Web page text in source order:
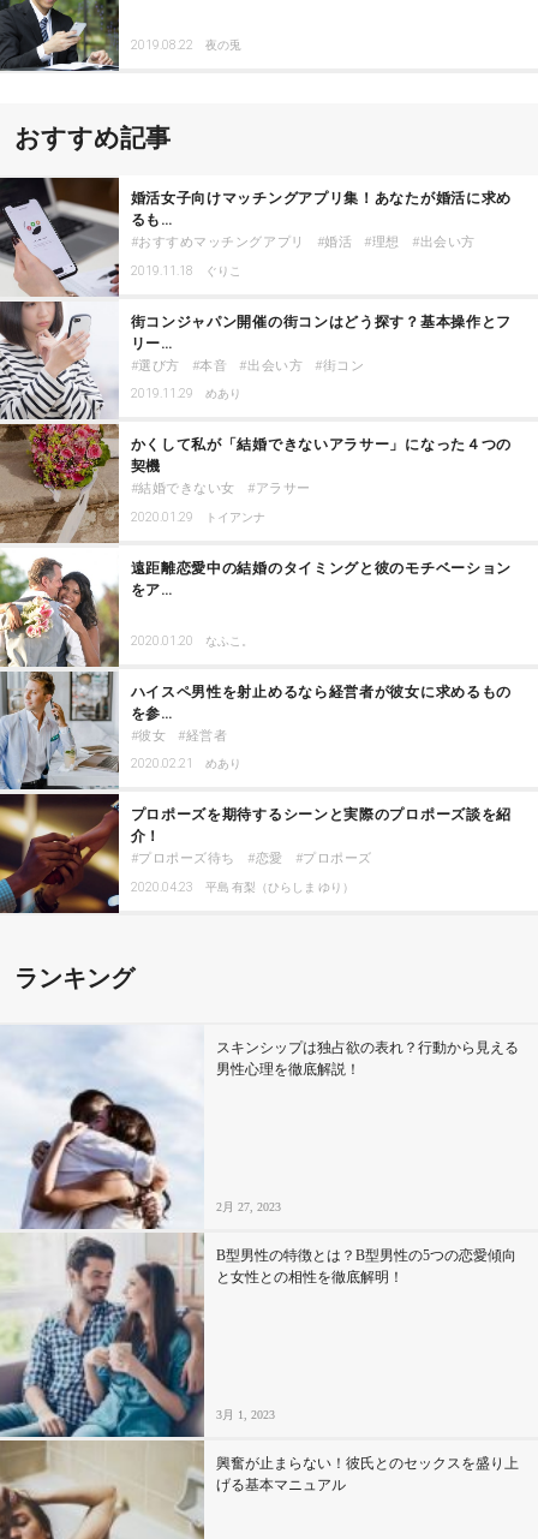
2019.08.22 夜の兎
おすすめ記事
婚活女子向けマッチングアプリ集！あなたが婚活に求め
るも…
おすすめマッチングアプリ 婚活 理想 出会い方
2019.11.18 ぐりこ
街コンジャパン開催の街コンはどう探す？基本操作とフ
リー…
選び方 本音 出会い方 街コン
2019.11.29 めあり
かくして私が「結婚できないアラサー」になった４つの
契機
結婚できない女 アラサー
2020.01.29 トイアンナ
遠距離恋愛中の結婚のタイミングと彼のモチベーション
をア…
2020.01.20 なふこ。
ハイスペ男性を射止めるなら経営者が彼女に求めるもの
を参…
彼女 経営者
2020.02.21 めあり
プロポーズを期待するシーンと実際のプロポーズ談を紹
介！
プロポーズ待ち 恋愛 プロポーズ
2020.04.23 平島 有梨（ひらしま ゆり）
ランキング
スキンシップは独占欲の表れ？行動から見える
男性心理を徹底解説！
2月 27, 2023
B型男性の特徴とは？B型男性の5つの恋愛傾向
と女性との相性を徹底解明！
3月 1, 2023
興奮が止まらない！彼氏とのセックスを盛り上
げる基本マニュアル